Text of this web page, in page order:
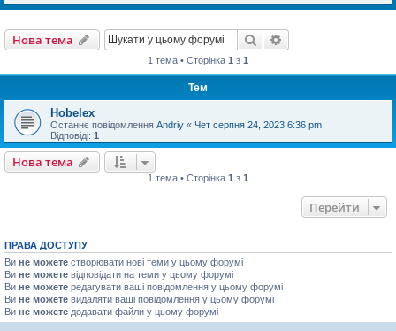
Нова тема Пошук
1 тема • Сторінка 1 з 1
Тем
Hobelex
Останнє повідомлення Andriy « Чет серпня 24, 2023 6:36 pm
Відповіді: 1
Нова тема
1 тема • Сторінка 1 з 1
Перейти
ПРАВА ДОСТУПУ
Ви не можете створювати нові теми у цьому форумі
Ви не можете відповідати на теми у цьому форумі
Ви не можете редагувати ваші повідомлення у цьому форумі
Ви не можете видаляти ваші повідомлення у цьому форумі
Ви не можете додавати файли у цьому форумі